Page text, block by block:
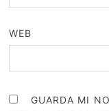
WEB
GUARDA MI